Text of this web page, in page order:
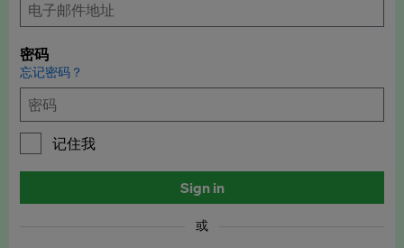
密码
忘记密码？
记住我
Sign in
或